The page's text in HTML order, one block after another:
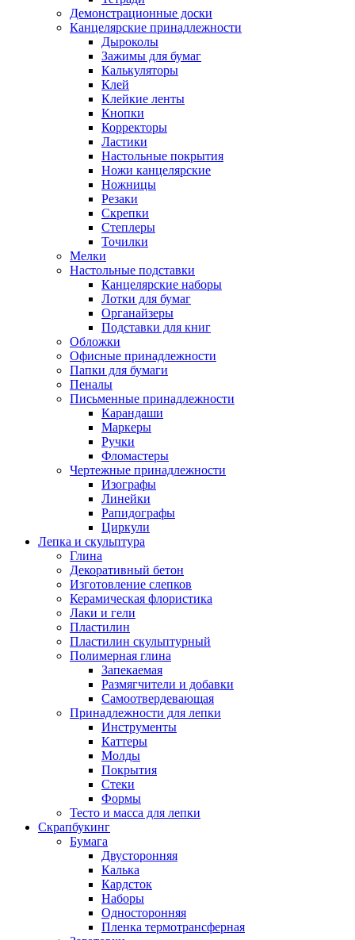
Демонстрационные доски
Канцелярские принадлежности
Дыроколы
Зажимы для бумаг
Калькуляторы
Клей
Клейкие ленты
Кнопки
Корректоры
Ластики
Настольные покрытия
Ножи канцелярские
Ножницы
Резаки
Скрепки
Степлеры
Точилки
Мелки
Настольные подставки
Канцелярские наборы
Лотки для бумаг
Органайзеры
Подставки для книг
Обложки
Офисные принадлежности
Папки для бумаги
Пеналы
Письменные принадлежности
Карандаши
Маркеры
Ручки
Фломастеры
Чертежные принадлежности
Изографы
Линейки
Рапидографы
Циркули
Лепка и скульптура
Глина
Декоративный бетон
Изготовление слепков
Керамическая флористика
Лаки и гели
Пластилин
Пластилин скульптурный
Полимерная глина
Запекаемая
Размягчители и добавки
Самоотвердевающая
Принадлежности для лепки
Инструменты
Каттеры
Молды
Покрытия
Стеки
Формы
Тесто и масса для лепки
Скрапбукинг
Бумага
Двусторонняя
Калька
Кардсток
Наборы
Односторонняя
Пленка термотрансферная